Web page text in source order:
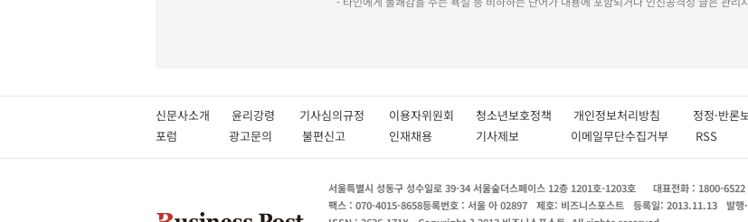
신문사소개 윤리강령 기사심의규정 이용자위원회 청소년보호정책 개인정보처리방침 정정·반론
포럼
광고문의 불편신고 인재채용 기사제보 이메일무단수집거부 RSS
서울특별시 성동구 성수일로 39-34 서울숲더스페이스 12층 1201호-1203호 대표전화 : 1800-6522
팩스 : 070-4015-8658등록번호 : 서울 아 02897 제호: 비즈니스포스트 등록일: 2013.11.13 발행